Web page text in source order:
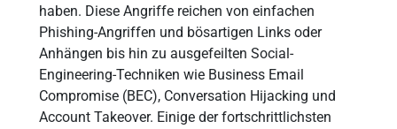
haben. Diese Angriffe reichen von einfachen
Phishing-Angriffen und bösartigen Links oder
Anhängen bis hin zu ausgefeilten Social-
Engineering-Techniken wie Business Email
Compromise (BEC), Conversation Hijacking und
Account Takeover. Einige der fortschrittlichsten